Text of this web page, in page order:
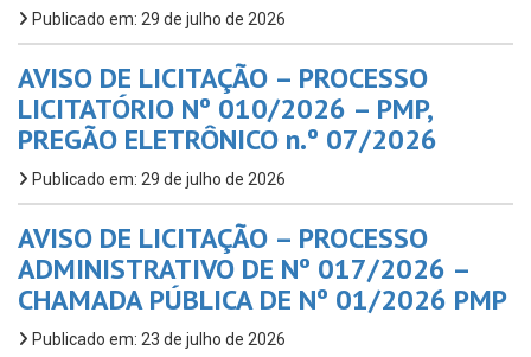
Publicado em: 29 de julho de 2026
AVISO DE LICITAÇÃO – PROCESSO
LICITATÓRIO Nº 010/2026 – PMP,
PREGÃO ELETRÔNICO n.º 07/2026
Publicado em: 29 de julho de 2026
AVISO DE LICITAÇÃO – PROCESSO
ADMINISTRATIVO DE Nº 017/2026 –
CHAMADA PÚBLICA DE Nº 01/2026 PMP
Publicado em: 23 de julho de 2026